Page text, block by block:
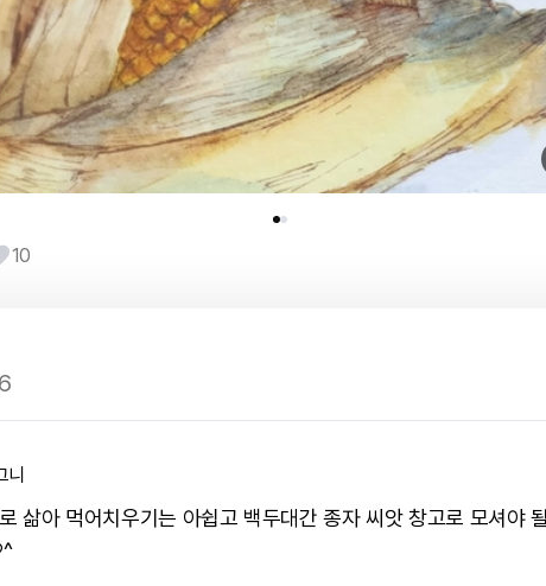
10
니
삶아 먹어치우기는 아쉽고 백두대간 종자 씨앗 창고로 모셔야